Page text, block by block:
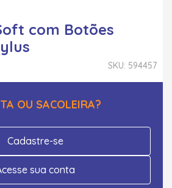
com Botões
SKU: 594457
OU SACOLEIRA?
Cadastre-se
sua conta